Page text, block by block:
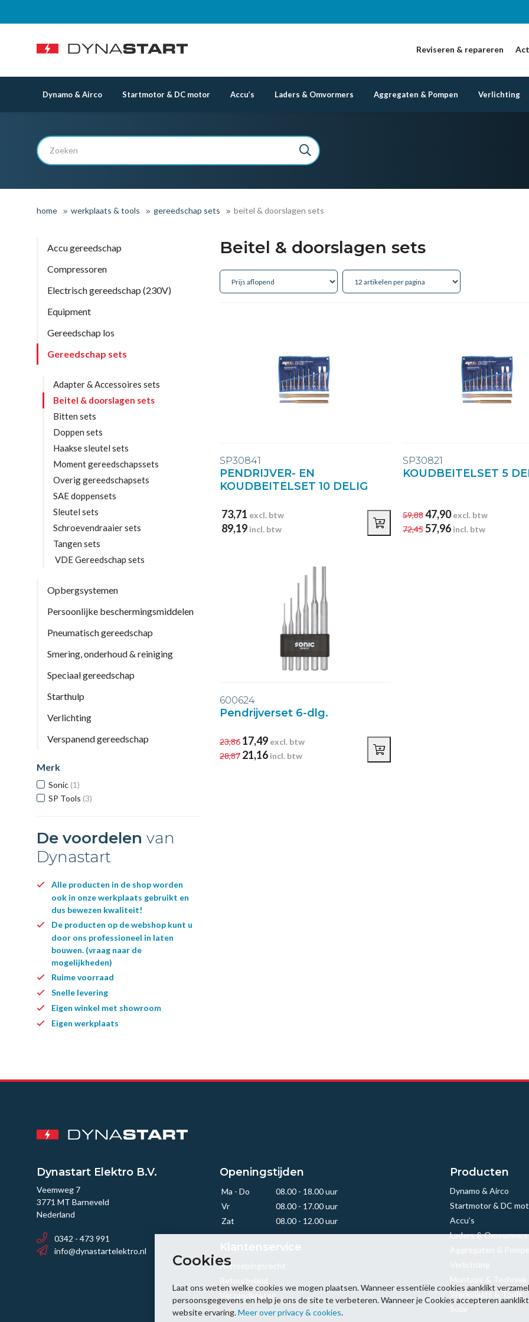
Cookies
Laat ons weten welke cookies we mogen plaatsen. Wanneer essentiële cookies aanklikt
persoonsgegevens en help je ons de site te verbeteren. Wanneer je Cookies accepteren
website ervaring.Meer over privacy & cookies.
Reviseren & repareren
Dynamo & Airco Startmotor & DC motor Accu’s Laders & Omvormers Aggregaten & Pompen Verlichting
home werkplaats & tools gereedschap sets beitel & doorslagen sets
Accu gereedschap
Compressoren
Electrisch gereedschap (230V)
Equipment
Gereedschap los
Gereedschap sets
Adapter & Accessoires sets
Beitel & doorslagen sets
Bitten sets
Doppen sets
Haakse sleutel sets
Moment gereedschapssets
Overig gereedschapsets
SAE doppensets
Sleutel sets
Schroevendraaier sets
Tangen sets
VDE Gereedschap sets
Opbergsystemen
Persoonlijke beschermingsmiddelen
Pneumatisch gereedschap
Smering, onderhoud & reiniging
Speciaal gereedschap
Starthulp
Verlichting
Verspanend gereedschap
Merk
Sonic (1)
SP Tools (3)
De voordelen van
Dynastart
Alle producten in de shop worden
ook in onze werkplaats gebruikt en
dus bewezen kwaliteit!
De producten op de webshop kunt u
door ons professioneel in laten
bouwen. (vraag naar de
mogelijkheden)
Ruime voorraad
Snelle levering
Eigen winkel met showroom
Eigen werkplaats
Beitel & doorslagen sets
SP30841
PENDRIJVER- EN
KOUDBEITELSET 10 DELIG
73,71 excl. btw
89,19 incl. btw
SP30821
KOUDBEITELSET 5
59,8847,90excl. btw
72,4557,96 incl. btw
600624
Pendrijverset 6-dlg.
23,86 17,49 excl. btw
28,87 21,16 incl. btw
Dynastart Elektro B.V.
Veemweg 7
3771 MT Barneveld
Nederland
0342 - 473 991
info@dynastartelektro.nl
Openingstijden
Ma - Do
08.00 - 18.00 uur
Vr
08.00 - 17.00 uur
Zat
08.00 - 12.00 uur
Herroepingsrecht
Verzendkosten
Producten
Dynamo & Airco
Startmotor & DC
Accu’s
Laders & Omvormers
Werkplaats & Tools